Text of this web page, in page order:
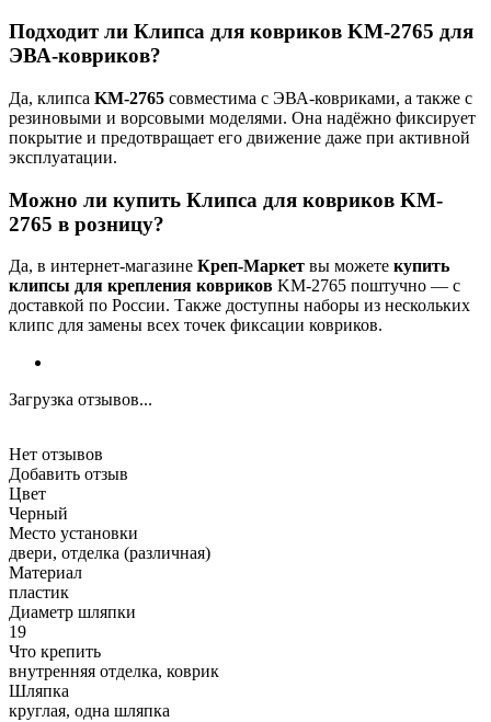
Подходит ли Клипса для ковриков KM-2765 для
ЭВА-ковриков?
Да, клипса KM-2765 совместима с ЭВА-ковриками, а также с
резиновыми и ворсовыми моделями. Она надёжно фиксирует
покрытие и предотвращает его движение даже при активной
эксплуатации.
Можно ли купить Клипса для ковриков KM-
2765 в розницу?
Да, в интернет-магазине Креп-Маркет вы можете купить
клипсы для крепления ковриков KM-2765 поштучно — с
доставкой по России. Также доступны наборы из нескольких
клипс для замены всех точек фиксации ковриков.
Загрузка отзывов...
Нет отзывов
Добавить отзыв
Цвет
Черный
Место установки
двери, отделка (различная)
Материал
пластик
Диаметр шляпки
19
Что крепить
внутренняя отделка, коврик
Шляпка
круглая, одна шляпка